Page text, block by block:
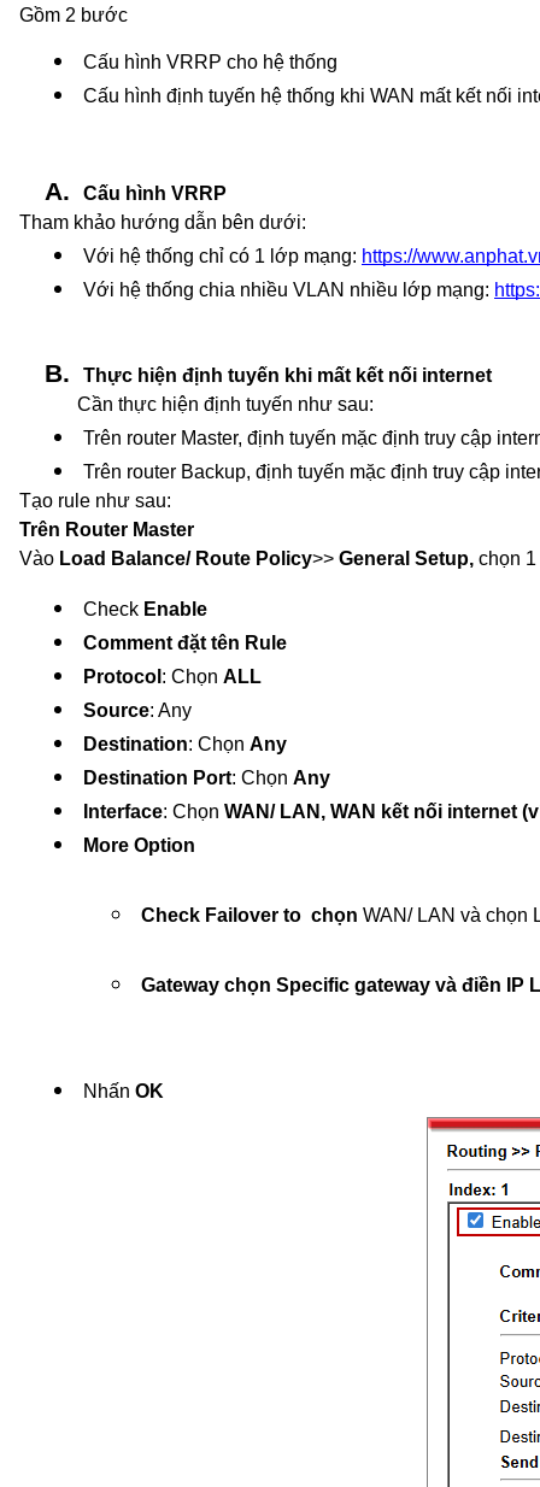
Gồm 2 bước
Cấu hình VRRP cho hệ thống
Cấu hình định tuyến hệ thống khi WAN mất kết nối
Cấu hình VRRP
Tham khảo hướng dẫn bên dưới:
Với hệ thống chỉ có 1 lớp mạng: https://
Với hệ thống chia nhiều VLAN nhiều lớp mạng:
Thực hiện định tuyến khi mất kết nối internet
Cần thực hiện định tuyến như sau:
Trên router Master, định tuyến mặc định truy cập
Trên router Backup, định tuyến mặc định truy cập
Tạo rule như sau:
Trên Router Master
Vào Load Balance/ Route Policy>> General Setup, chọn
Check Enable
Comment đặt tên Rule
Protocol : Chọn ALL
Source: Any
Destination: Chọn Any
Destination Port: Chọn Any
Interface: Chọn WAN/ LAN, WAN kết nối internet
More Option
Check Failover to  chọn WAN/ LAN và chọn
Gateway chọn Specific gateway và điền IP
Nhấn OK